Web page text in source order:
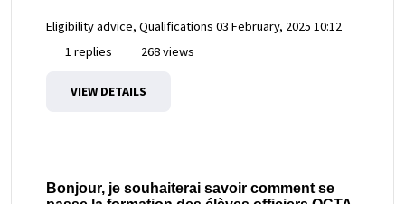
Eligibility advice, Qualifications 03 February, 2025 10:12
1 replies
268 views
VIEW DETAILS
Bonjour, je souhaiterai savoir comment se